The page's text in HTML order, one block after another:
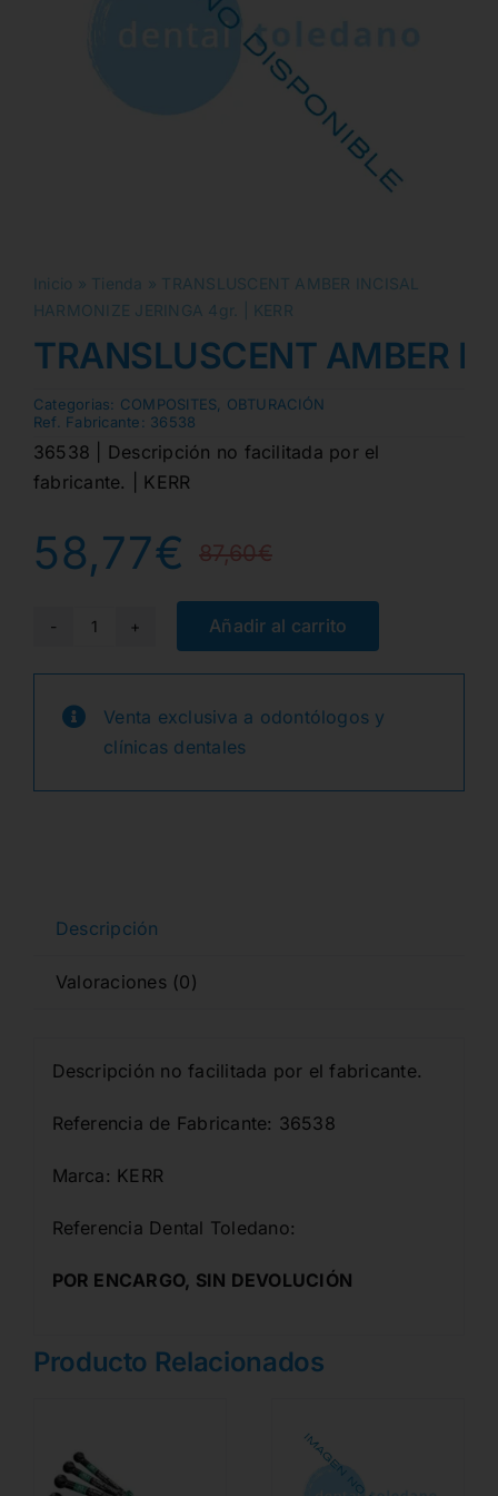
Inicio » Tienda » TRANSLUSCENT AMBER INCISAL
HARMONIZE JERINGA 4gr. | KERR
TRANSLUSCENT AMBER
Categorias: COMPOSITES
OBTURACIÓN
Ref. Fabricante: 36538
36538 | Descripción no facilitada por el
fabricante. | KERR
87,60€El
precio
original
era:
87,60€.
58,77€
El
precio
actual
es:
58,77€.
TRANSLUSCENT
AMBER
HARMONIZE
JERINGA
4gr.
Añadir al carrito
Venta exclusiva a odontólogos y
clínicas dentales
Descripción
Valoraciones (0)
Descripción no facilitada por el fabricante.
Referencia de Fabricante: 36538
Marca: KERR
Referencia Dental Toledano:
POR ENCARGO, SIN DEVOLUCIÓN
Producto Relacionados